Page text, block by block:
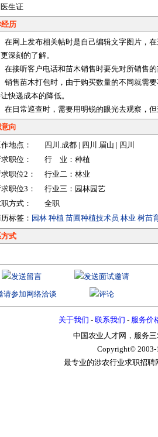
生证
历
在网上发布相关帖时是自己编辑文字图片，
深刻的了解。
在接听客户电话和苗木销售时要先对所销售
销售苗木打包时，由于购买数量的不同就需
快递成本的降低。
在日常巡查时，需要用明锐的眼光去观察，
向
地点：
四川.成都 | 四川.眉山 | 四川
职位：
行 业： 种植
职位2：
行业二： 林业
职位3：
行业三： 园林园艺
方式：
全职
标签： 园林 种植 苗圃种植技术员 林业 树苗
式
关于我们 - 联系我们 - 服务价
中国农业人才网，服务
Copyright© 2003-
最专业的涉农行业求职招